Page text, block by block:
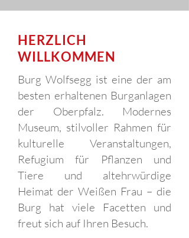
HERZLICH
WILLKOMMEN
Burg Wolfsegg ist eine der am
besten erhaltenen Burganlagen
der Oberpfalz. Modernes
Museum, stilvoller Rahmen für
kulturelle Veranstaltungen,
Refugium für Pflanzen und
Tiere und altehrwürdige
Heimat der Weißen Frau – die
Burg hat viele Facetten und
freut sich auf Ihren Besuch.